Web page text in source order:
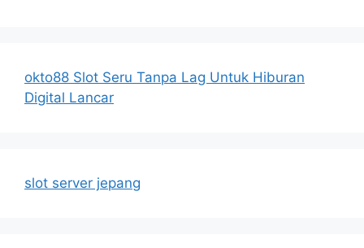
okto88 Slot Seru Tanpa Lag Untuk Hiburan
Digital Lancar
slot server jepang